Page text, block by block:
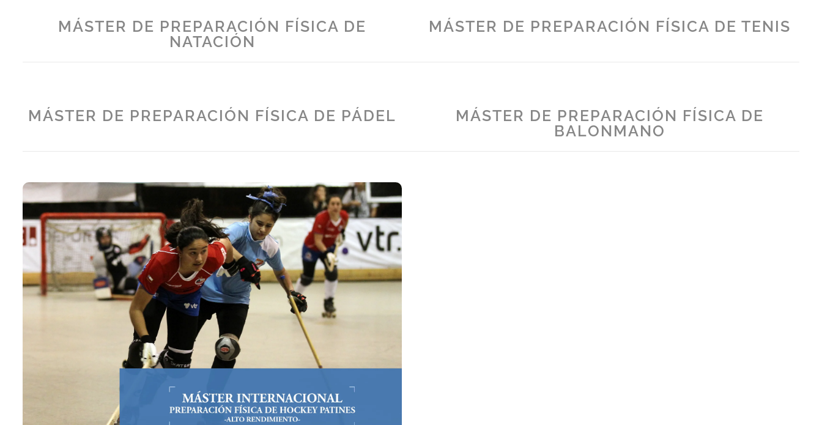
MÁSTER DE PREPARACIÓN FÍSICA DE
NATACIÓN
MÁSTER DE PREPARACIÓN FÍSICA DE TENIS
MÁSTER DE PREPARACIÓN FÍSICA DE PÁDEL
MÁSTER DE PREPARACIÓN FÍSICA DE
BALONMANO